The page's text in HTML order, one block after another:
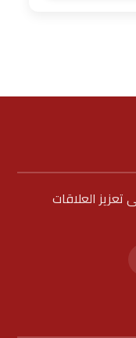
العلاقات